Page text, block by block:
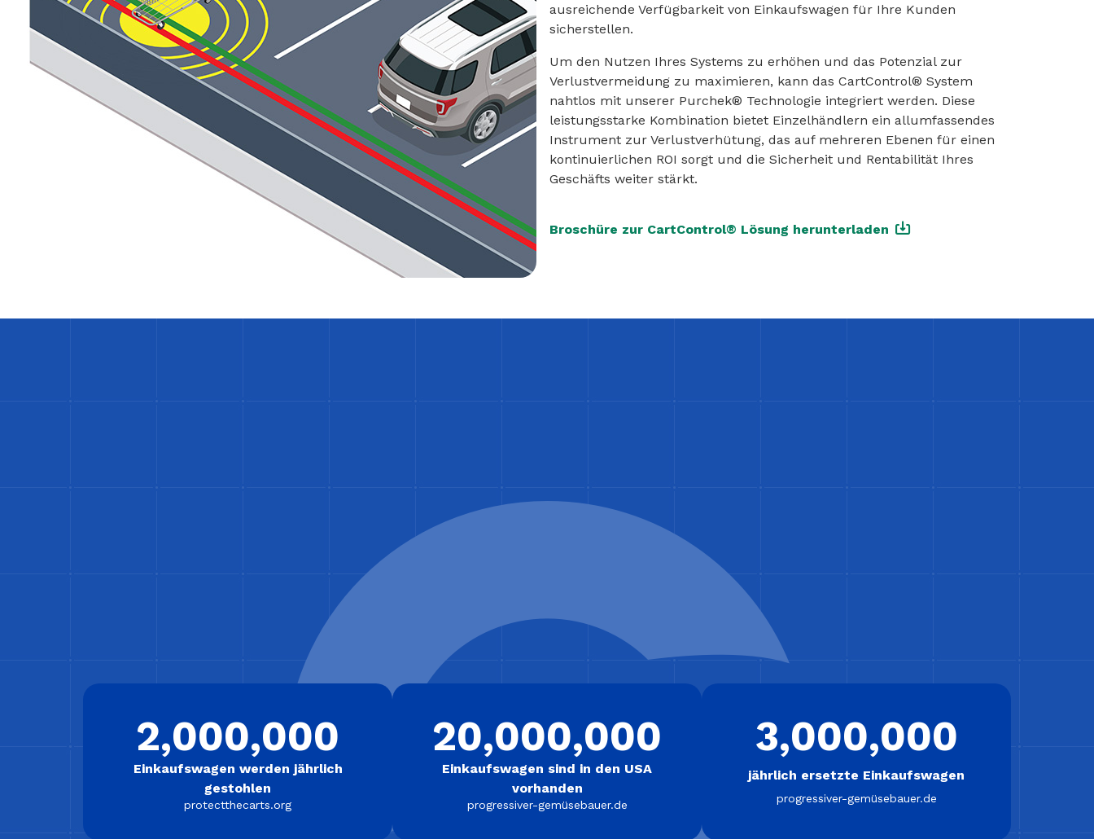
ausreichende Verfügbarkeit von Einkaufswagen für Ihre Kunden
sicherstellen.
Um den Nutzen Ihres Systems zu erhöhen und das Potenzial zur
Verlustvermeidung zu maximieren, kann das CartControl® System
nahtlos mit unserer Purchek® Technologie integriert werden. Diese
leistungsstarke Kombination bietet Einzelhändlern ein allumfassendes
Instrument zur Verlustverhütung, das auf mehreren Ebenen für einen
kontinuierlichen ROI sorgt und die Sicherheit und Rentabilität Ihres
Geschäfts weiter stärkt.
Broschüre zur CartControl® Lösung herunterladen
2,000,000
Einkaufswagen werden jährlich
gestohlen
protectthecarts.org
20,000,000
Einkaufswagen sind in den USA
vorhanden
progressiver-gemüsebauer.de
3,000,000
jährlich ersetzte Einkaufswagen
progressiver-gemüsebauer.de